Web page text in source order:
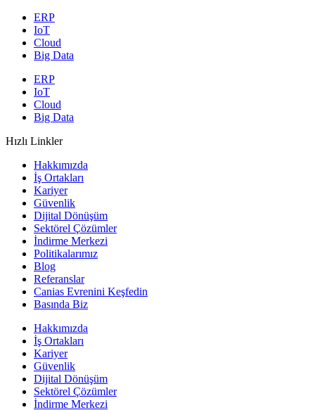
ERP
IoT
Cloud
Big Data
ERP
IoT
Cloud
Big Data
Hızlı Linkler
Hakkımızda
İş Ortakları
Kariyer
Güvenlik
Dijital Dönüşüm
Sektörel Çözümler
İndirme Merkezi
Politikalarımız
Blog
Referanslar
Canias Evrenini Keşfedin
Basında Biz
Hakkımızda
İş Ortakları
Kariyer
Güvenlik
Dijital Dönüşüm
Sektörel Çözümler
İndirme Merkezi